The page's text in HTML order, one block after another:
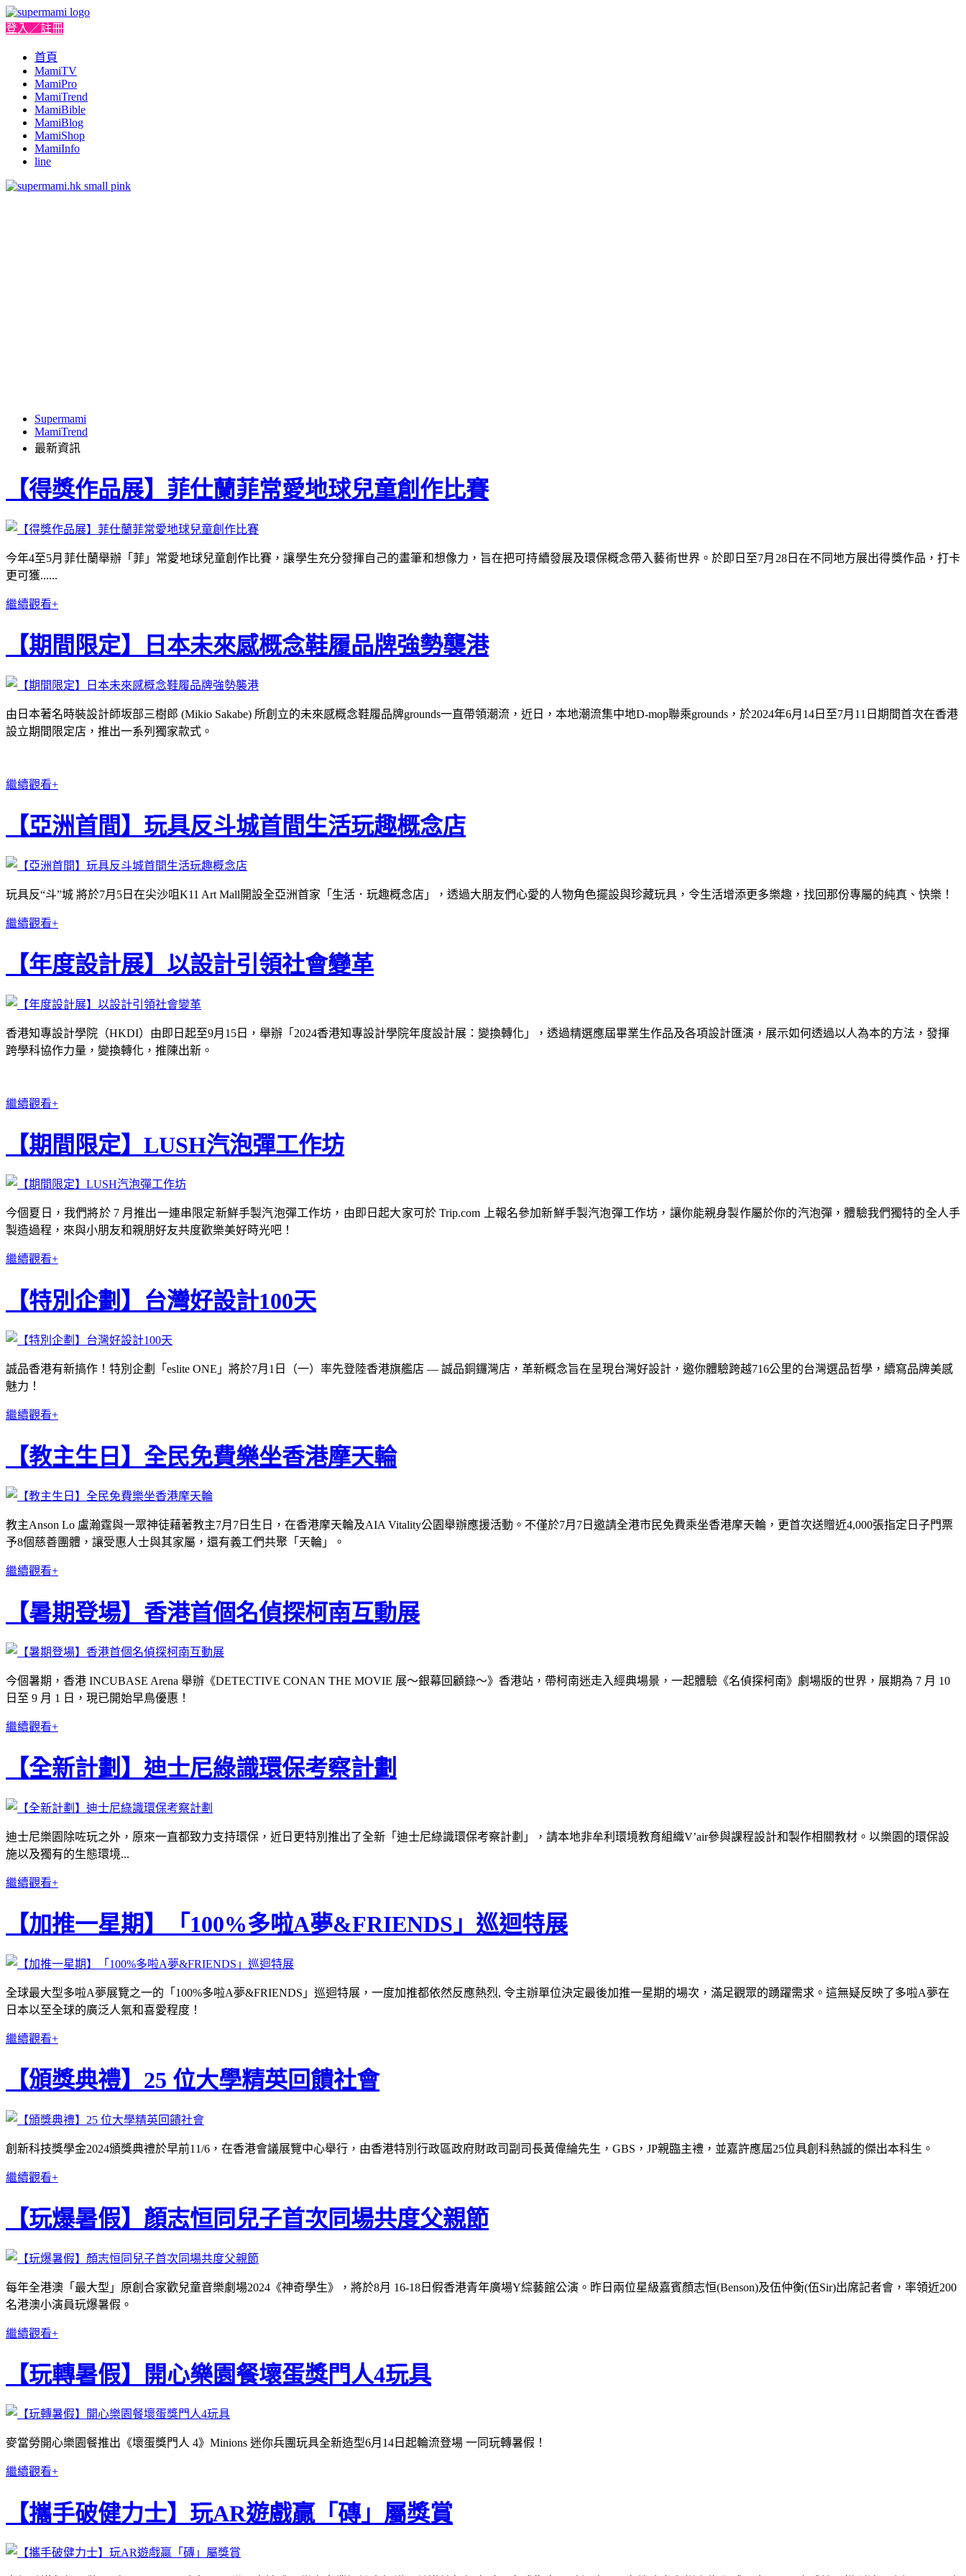
登入／註冊
首頁
MamiTV
MamiPro
MamiTrend
MamiBible
MamiBlog
MamiShop
MamiInfo
line
Supermami
MamiTrend
最新資訊
【得獎作品展】菲仕蘭菲常愛地球兒童創作比賽
今年4至5月菲仕蘭舉辦「菲」常愛地球兒童創作比賽，讓學生充分發揮自己的畫筆和想像力，旨在把可持續發展及環保概念帶入藝術世界。於即日至7月28日在不同地方展出得獎作品，打卡
更可獲......
繼續觀看+
【期間限定】日本未來感概念鞋履品牌強勢襲港
由日本著名時裝設計師坂部三樹郎 (Mikio Sakabe) 所創立的未來感概念鞋履品牌grounds一直帶領潮流，近日，本地潮流集中地D-mop聯乘grounds，於2024年6月14日至7月11日期間首次在香港
設立期間限定店，推出一系列獨家款式。
繼續觀看+
【亞洲首間】玩具反斗城首間生活玩趣概念店
玩具反“斗”城 將於7月5日在尖沙咀K11 Art Mall開設全亞洲首家「生活．玩趣概念店」，透過大朋友們心愛的人物角色擺設與珍藏玩具，令生活增添更多樂趣，找回那份專屬的純真、快樂！
繼續觀看+
【年度設計展】以設計引領社會變革
香港知專設計學院（HKDI）由即日起至9月15日，舉辦「2024香港知專設計學院年度設計展：變換轉化」，透過精選應屆畢業生作品及各項設計匯演，展示如何透過以人為本的方法，發揮
跨學科協作力量，變換轉化，推陳出新。
繼續觀看+
【期間限定】LUSH汽泡彈工作坊
今個夏日，我們將於 7 月推出一連串限定新鮮手製汽泡彈工作坊，由即日起大家可於 Trip.com 上報名參加新鮮手製汽泡彈工作坊，讓你能親身製作屬於你的汽泡彈，體驗我們獨特的全人手
製造過程，來與小朋友和親朋好友共度歡樂美好時光吧！
繼續觀看+
【特別企劃】台灣好設計100天
誠品香港有新搞作！特別企劃「eslite ONE」將於7月1日（一）率先登陸香港旗艦店 — 誠品銅鑼灣店，革新概念旨在呈現台灣好設計，邀你體驗跨越716公里的台灣選品哲學，續寫品牌美感
魅力！
繼續觀看+
【教主生日】全民免費樂坐香港摩天輪
教主Anson Lo 盧瀚霆與一眾神徒藉著教主7月7日生日，在香港摩天輪及AIA Vitality公園舉辦應援活動。不僅於7月7日邀請全港市民免費乘坐香港摩天輪，更首次送贈近4,000張指定日子門票
予8個慈善團體，讓受惠人士與其家屬，還有義工們共聚「天輪」。
繼續觀看+
【暑期登場】香港首個名偵探柯南互動展
今個暑期，香港 INCUBASE Arena 舉辦《DETECTIVE CONAN THE MOVIE 展～銀幕回顧錄～》香港站，帶柯南迷走入經典場景，一起體驗《名偵探柯南》劇場版的世界，展期為 7 月 10
日至 9 月 1 日，現已開始早鳥優惠！
繼續觀看+
【全新計劃】迪士尼綠識環保考察計劃
迪士尼樂園除咗玩之外，原來一直都致力支持環保，近日更特別推出了全新「迪士尼綠識環保考察計劃」，請本地非牟利環境教育組織V’air參與課程設計和製作相關教材。以樂園的環保設
施以及獨有的生態環境...
繼續觀看+
【加推一星期】「100%多啦A夢&FRIENDS」巡迴特展
全球最大型多啦A夢展覽之一的「100%多啦A夢&FRIENDS」巡迴特展，一度加推都依然反應熱烈, 令主辦單位決定最後加推一星期的場次，滿足觀眾的踴躍需求。這無疑反映了多啦A夢在
日本以至全球的廣泛人氣和喜愛程度！
繼續觀看+
【頒獎典禮】25 位大學精英回饋社會
創新科技獎學金2024頒獎典禮於早前11/6，在⾹港會議展覽中心舉⾏，由香港特別行政區政府財政司副司長黃偉綸先生，GBS，JP親臨主禮，並嘉許應屆25位具創科熱誠的傑出本科生。
繼續觀看+
【玩爆暑假】顏志恒同兒子首次同場共度父親節
每年全港澳「最大型」原創合家歡兒童音樂劇場2024《神奇學生》，將於8月 16-18日假香港青年廣場Y綜藝館公演。昨日兩位星級嘉賓顏志恒(Benson)及伍仲衡(伍Sir)出席記者會，率領近200
名港澳小演員玩爆暑假。
繼續觀看+
【玩轉暑假】開心樂園餐壞蛋獎門人4玩具
麥當勞開心樂園餐推出《壞蛋獎門人 4》Minions 迷你兵團玩具全新造型6月14日起輪流登場 一同玩轉暑假！
繼續觀看+
【攜手破健力士】玩AR遊戲贏「磚」屬獎賞